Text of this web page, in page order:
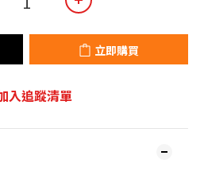
立即購買
入追蹤清單